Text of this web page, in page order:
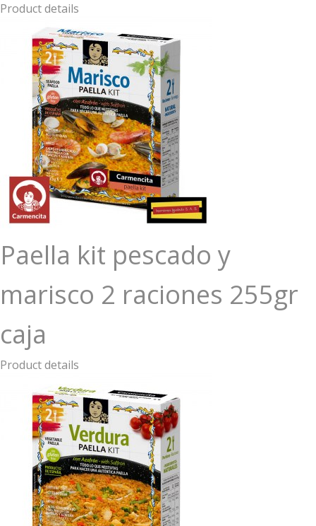
Product details
Paella kit pescado y
marisco 2 raciones 255gr
caja
Product details